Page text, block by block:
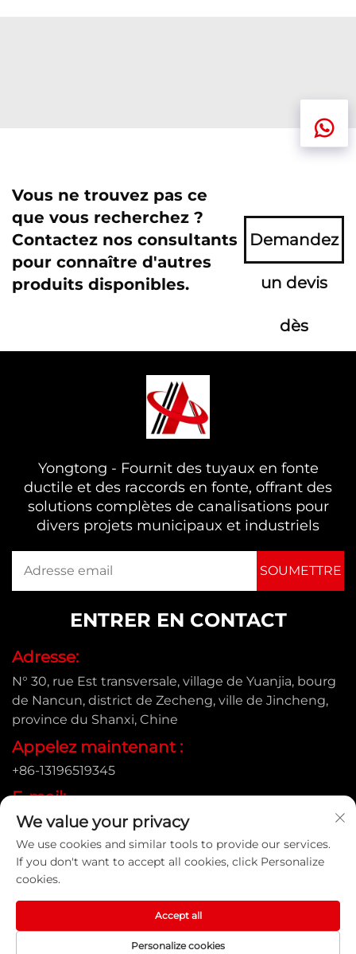
Vous ne trouvez pas ce
que vous recherchez ?
Contactez nos consultants
pour connaître d'autres
produits disponibles.
Demandez
un devis
dès
Yongtong - Fournit des tuyaux en fonte
ductile et des raccords en fonte, offrant des
solutions complètes de canalisations pour
divers projets municipaux et industriels
ENTRER EN CONTACT
Adresse:
N° 30, rue Est transversale, village de Yuanjia, bourg
de Nancun, district de Zecheng, ville de Jincheng,
province du Shanxi, Chine
Appelez maintenant :
+86-13196519345
E-mail:
[email protected]
Droits d'auteur © Shanxi Yongtong Casting Pipe Co., Ltd.
Tous droits réservés |Politique de confidentialité
We value your privacy
We use cookies and similar tools to provide our services.
If you don't want to accept all cookies, click Personalize
cookies.
Personalize cookies
Accept all